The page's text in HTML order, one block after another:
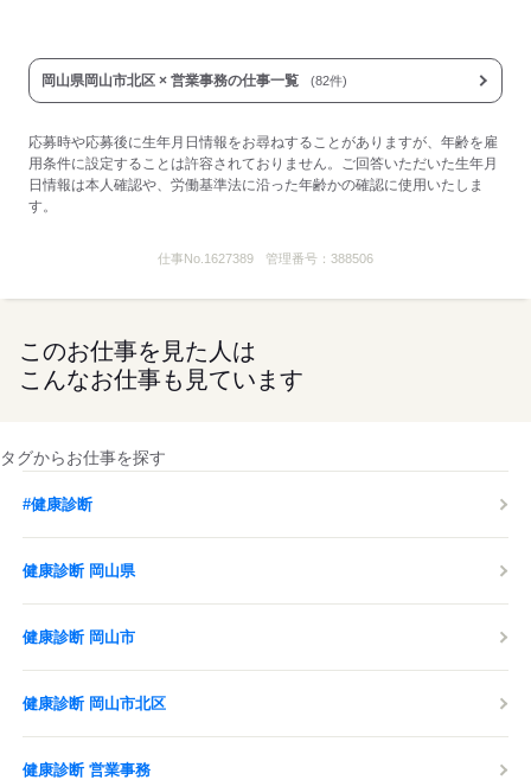
岡山県岡山市北区 × 営業事務の仕事一覧 (82件)
応募時や応募後に生年月日情報をお尋ねすることがありますが、年齢を雇
用条件に設定することは許容されておりません。ご回答いただいた生年月
日情報は本人確認や、労働基準法に沿った年齢かの確認に使用いたしま
す。
仕事No. 1627389 管理番号： 388506
このお仕事を見た人は
こんなお仕事も見ています
タグからお仕事を探す
#健康診断
健康診断 岡山県
健康診断 岡山市
健康診断 岡山市北区
健康診断 営業事務